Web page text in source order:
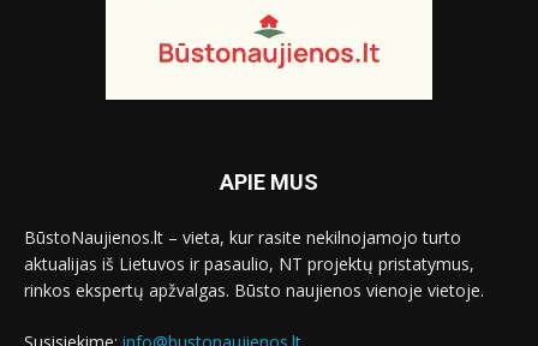
APIE MUS
BūstoNaujienos.lt – vieta, kur rasite nekilnojamojo turto
aktualijas iš Lietuvos ir pasaulio, NT projektų pristatymus,
rinkos ekspertų apžvalgas. Būsto naujienos vienoje vietoje.